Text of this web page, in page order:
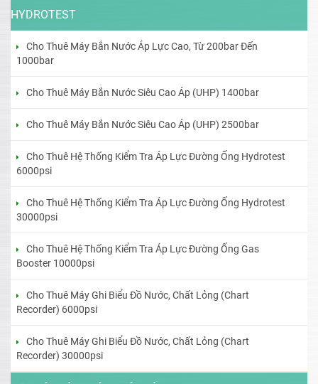
HYDROTEST
Cho Thuê Máy Bắn Nước Áp Lực Cao, Từ 200bar Đến
1000bar
Cho Thuê Máy Bắn Nước Siêu Cao Áp (UHP) 1400bar
Cho Thuê Máy Bắn Nước Siêu Cao Áp (UHP) 2500bar
Cho Thuê Hệ Thống Kiểm Tra Áp Lực Đường Ống Hydrotest
6000psi
Cho Thuê Hệ Thống Kiểm Tra Áp Lực Đường Ống Hydrotest
30000psi
Cho Thuê Hệ Thống Kiểm Tra Áp Lực Đường Ống Gas
Booster 10000psi
Cho Thuê Máy Ghi Biểu Đồ Nước, Chất Lỏng (Chart
Recorder) 6000psi
Cho Thuê Máy Ghi Biểu Đồ Nước, Chất Lỏng (Chart
Recorder) 30000psi